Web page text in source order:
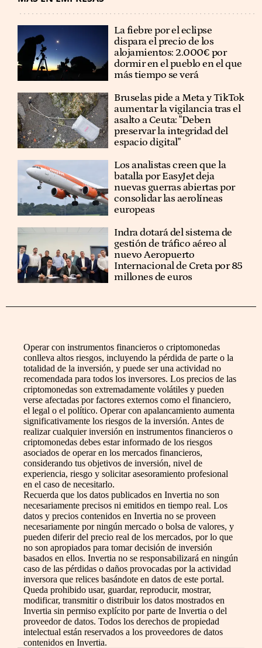
La fiebre por el eclipse
dispara el precio de los
alojamientos: 2.000€ por
dormir en el pueblo en el que
más tiempo se verá
Bruselas pide a Meta y TikTok
aumentar la vigilancia tras el
asalto a Ceuta: "Deben
preservar la integridad del
espacio digital"
Los analistas creen que la
batalla por EasyJet deja
nuevas guerras abiertas por
consolidar las aerolíneas
europeas
Indra dotará del sistema de
gestión de tráfico aéreo al
nuevo Aeropuerto
Internacional de Creta por 85
millones de euros
Operar con instrumentos financieros o criptomonedas
conlleva altos riesgos, incluyendo la pérdida de parte o la
totalidad de la inversión, y puede ser una actividad no
recomendada para todos los inversores. Los precios de las
criptomonedas son extremadamente volátiles y pueden
verse afectadas por factores externos como el financiero,
el legal o el político. Operar con apalancamiento aumenta
significativamente los riesgos de la inversión. Antes de
realizar cualquier inversión en instrumentos financieros o
criptomonedas debes estar informado de los riesgos
asociados de operar en los mercados financieros,
considerando tus objetivos de inversión, nivel de
experiencia, riesgo y solicitar asesoramiento profesional
en el caso de necesitarlo.
Recuerda que los datos publicados en Invertia no son
necesariamente precisos ni emitidos en tiempo real. Los
datos y precios contenidos en Invertia no se proveen
necesariamente por ningún mercado o bolsa de valores, y
pueden diferir del precio real de los mercados, por lo que
no son apropiados para tomar decisión de inversión
basados en ellos. Invertia no se responsabilizará en ningún
caso de las pérdidas o daños provocadas por la actividad
inversora que relices basándote en datos de este portal.
Queda prohibido usar, guardar, reproducir, mostrar,
modificar, transmitir o distribuir los datos mostrados en
Invertia sin permiso explícito por parte de Invertia o del
proveedor de datos. Todos los derechos de propiedad
intelectual están reservados a los proveedores de datos
contenidos en Invertia.